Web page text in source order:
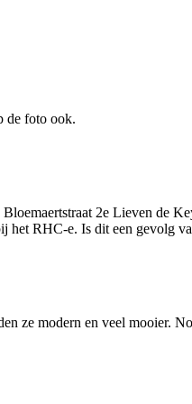
de foto ook.
2e Lieven de
RHC-e. Is dit een gevolg
ze modern en veel mooier.